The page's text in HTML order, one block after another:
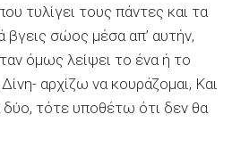
τυλίγει τους πάντες και τα
βγεις σώος μέσα απ’ αυτήν,
όμως λείψει το ένα ή το
αρχίζω να κουράζομαι, Και
δύο, τότε υποθέτω ότι δεν θα